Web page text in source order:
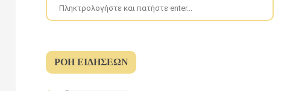
ΡΟΉ ΕΙΔΉΣΕΩΝ